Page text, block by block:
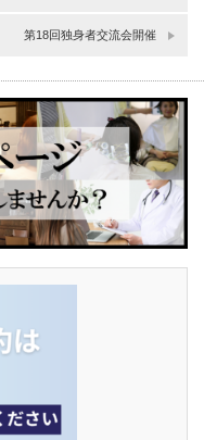
第18回独身者交流会開催